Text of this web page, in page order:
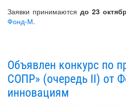
Заявки принимаются до 23
Фонд-М.
Объявлен конкурс по
СОПР» (очередь II) от
инновациям